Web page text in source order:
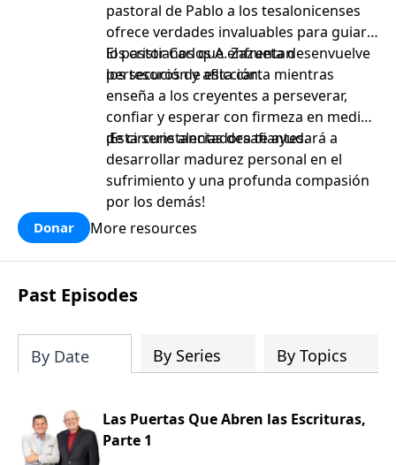
pastoral de Pablo a los tesalonicenses
ofrece verdades invaluables para guiar a
los cristianos que enfrentan
persecución y aflicción.
El pastor Carlos A. Zazueta desenvuelve
los tesoros de esta carta mientras
enseña a los creyentes a perseverar,
confiar y esperar con firmeza en medio
de circunstancias desafiantes.
¡Esta serie alentadora te ayudará a
desarrollar madurez personal en el
sufrimiento y una profunda compasión
por los demás!
Donar More resources
Past Episodes
By Date By Series By Topics
Las Puertas Que Abren las Escrituras,
Parte 1